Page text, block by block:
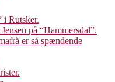
i Rutsker.
på “Hammersdal”.
er så spændende